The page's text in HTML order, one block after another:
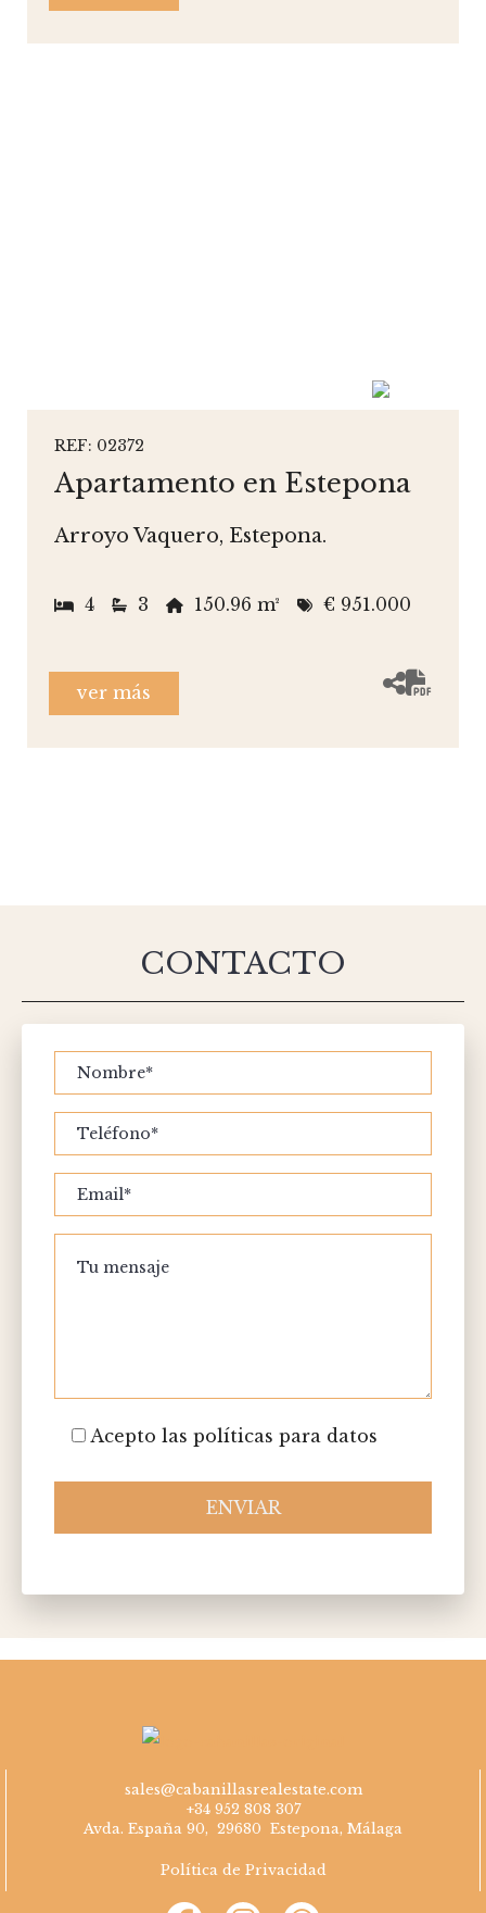
REF: 02372
Apartamento en Estepona
Arroyo Vaquero, Estepona.
4 3 150.96 m² € 951.000
ver más
CONTACTO
Acepto las políticas para datos
ENVIAR
leave
sales@cabanillasrealestate.com
+34 952 808 307
Avda. España 90, 29680 Estepona, Málaga
Política de Privacidad